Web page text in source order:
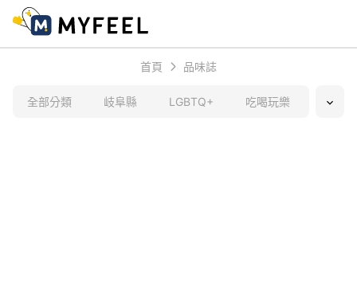
首頁 品味誌
全部分類 岐阜縣 LGBTQ+ 吃喝玩樂 日本